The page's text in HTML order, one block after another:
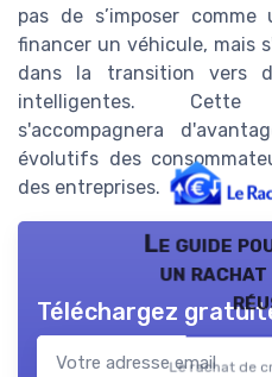
pas de s’imposer
financer un véhicule, mais
dans la transition vers
intelligentes.
s'accompagnera
évolutifs des
des entreprises.
Le guide
un
Le rachat de
Téléchargez